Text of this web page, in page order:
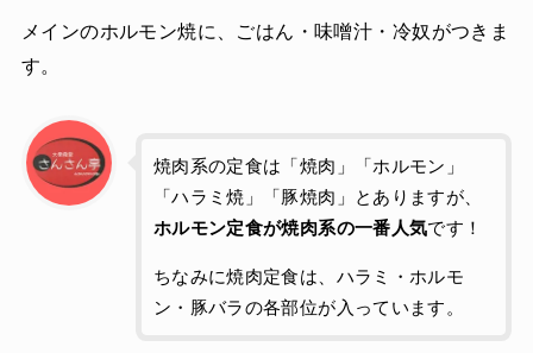
メインのホルモン焼に、ごはん・味噌汁・冷奴がつきま
す。
焼肉系の定食は「焼肉」「ホルモン」
「ハラミ焼」「豚焼肉」とありますが、
ホルモン定食が焼肉系の一番人気です！
ちなみに焼肉定食は、ハラミ・ホルモ
ン・豚バラの各部位が入っています。